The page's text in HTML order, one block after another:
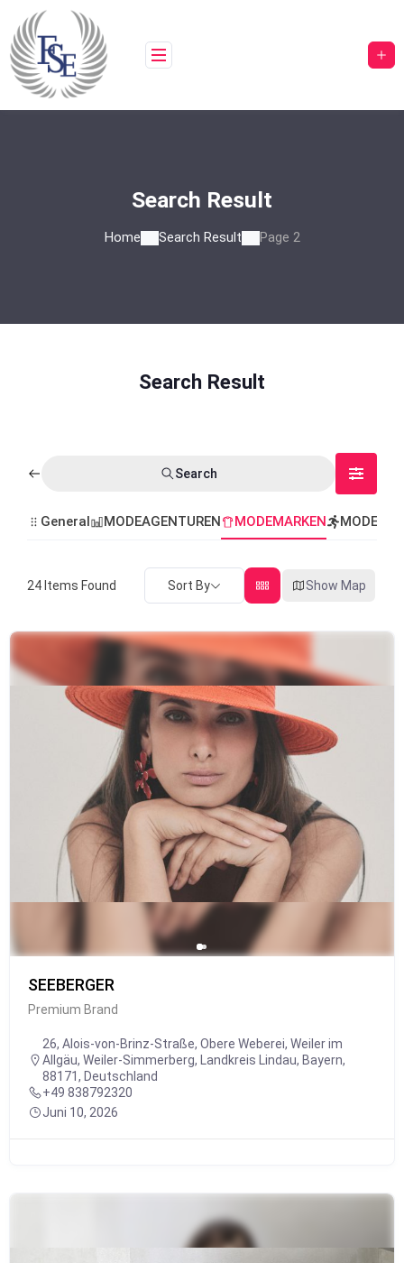
content
Search Result
Home Search Result Page 2
Search Result
Search
General MODEAGENTUREN MODEMARKEN
24 Items Found Sort By Show Map
SEEBERGER
Premium Brand
26, Alois-von-Brinz-Straße, Obere Weberei, Weiler im
Allgäu, Weiler-Simmerberg, Landkreis Lindau, Bayern,
88171, Deutschland
+49 838792320
Juni 10, 2026